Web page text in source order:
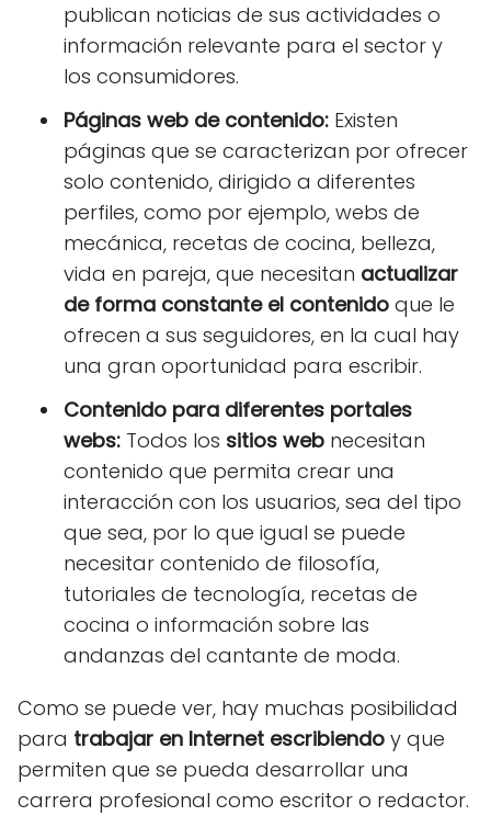
publican noticias de sus actividades o
información relevante para el sector y
los consumidores.
Páginas web de contenido: Existen
páginas que se caracterizan por ofrecer
solo contenido, dirigido a diferentes
perfiles, como por ejemplo, webs de
mecánica, recetas de cocina, belleza,
vida en pareja, que necesitan actualizar
de forma constante el contenido que le
ofrecen a sus seguidores, en la cual hay
una gran oportunidad para escribir.
Contenido para diferentes portales
webs: Todos los sitios web necesitan
contenido que permita crear una
interacción con los usuarios, sea del tipo
que sea, por lo que igual se puede
necesitar contenido de filosofía,
tutoriales de tecnología, recetas de
cocina o información sobre las
andanzas del cantante de moda.
Como se puede ver, hay muchas posibilidad
para trabajar en Internet escribiendo y que
permiten que se pueda desarrollar una
carrera profesional como escritor o redactor.